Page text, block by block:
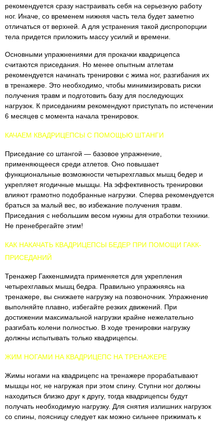
рекомендуется сразу настраивать себя на серьезную работу
ног. Иначе, со временем нижняя часть тела будет заметно
отличаться от верхней. А для устранения такой диспропорции
тела придется приложить массу усилий и времени.
Основными упражнениями для прокачки квадрицепса
считаются приседания. Но менее опытным атлетам
рекомендуется начинать тренировки с жима ног, разгибания их
в тренажере. Это необходимо, чтобы минимизировать риски
получения травм и подготовить базу для последующих
нагрузок. К приседаниям рекомендуют приступать по истечении
6 месяцев с момента начала тренировок.
КАЧАЕМ КВАДРИЦЕПСЫ С ПОМОЩЬЮ ШТАНГИ
Приседание со штангой — базовое упражнение,
применяющееся среди атлетов. Оно повышает
функциональные возможности четырехглавых мышц бедер и
укрепляет ягодичные мышцы. На эффективность тренировки
влияют грамотно подобранные нагрузки. Сперва рекомендуется
браться за малый вес, во избежание получения травм.
Приседания с небольшим весом нужны для отработки техники.
Не пренебрегайте этим!
КАК НАКАЧАТЬ КВАДРИЦЕПСЫ БЕДЕР ПРИ ПОМОЩИ ГАКК-
ПРИСЕДАНИЙ
Тренажер Гаккеншмидта применяется для укрепления
четырехглавых мышц бедра. Правильно упражняясь на
тренажере, вы снижаете нагрузку на позвоночник. Упражнение
выполняйте плавно, избегайте резких движений. При
достижении максимальной нагрузки крайне нежелательно
разгибать колени полностью. В ходе тренировки нагрузку
должны испытывать только квадрицепсы.
ЖИМ НОГАМИ НА КВАДРИЦЕПС НА ТРЕНАЖЕРЕ
Жимы ногами на квадрицепс на тренажере прорабатывают
мышцы ног, не нагружая при этом спину. Ступни ног должны
находиться близко друг к другу, тогда квадрицепсы будут
получать необходимую нагрузку. Для снятия излишних нагрузок
со спины, поясницу следует как можно сильнее прижимать к